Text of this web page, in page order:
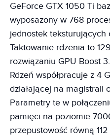
GeForce GTX 1050 Ti
wyposażony w 768
jednostek teksturujących
Taktowanie rdzenia to
rozwiązaniu GPU Boost
Rdzeń współpracuje z 4
działającej na magistrali
Parametry te w
pamięci na poziomie
przepustowość równą 112